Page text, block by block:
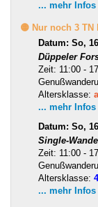
... mehr
🟡 Nur noch 3
Datum: So,
Düppeler
Zeit: 11:00 -
Altersklasse:
... mehr
Datum: So,
Single-
Zeit: 11:00 -
Altersklasse:
... mehr